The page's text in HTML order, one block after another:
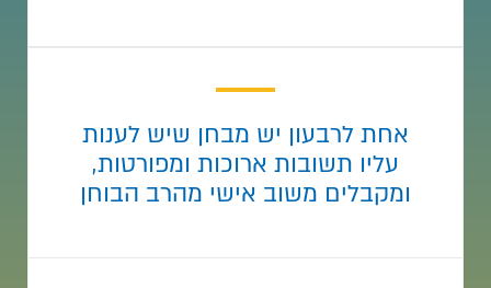
אחת לרבעון יש מבחן שיש לענות
עליו תשובות ארוכות ומפורטות,
ומקבלים משוב אישי מהרב הבוחן